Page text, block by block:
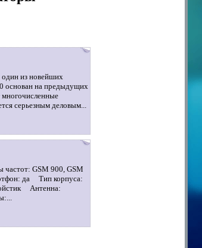
из новейших
основан на предыдущих
многочисленные
серьезным деловым...
частот: GSM 900, GSM
да Тип корпуса:
Антенна: